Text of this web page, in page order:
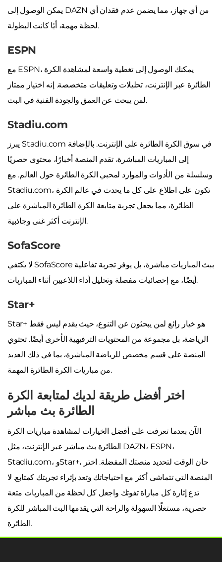
يمكن الوصول إلى DAZN من أي جهاز، مما يضمن عدم فقدان أي
لحظة مهمة، أيًا كانت البطولة.
ESPN
مع ESPN، يمكنك الوصول إلى تغطية واسعة لمشاهدة الكرة
الطائرة عبر الإنترنت، تحليلات وتعليقات متخصصة. إنه اختيار ممتاز
لمن يبحث عن العمق والجودة الفنية في البث.
Stadiu.com
يبرز Stadiu.com في سوق الكرة الطائرة على الإنترنت. بالإضافة
إلى المباريات المباشرة، تقدم المنصة أخبارًا، محتوى حصريًا
وسلسلة من الأدوات والموارد لمحبي الكرة الطائرة حول العالم. مع
Stadiu.com، تكون على اطلاع على كل ما يحدث في عالم الكرة
الطائرة، مما يجعل تجربة متابعة الكرة الطائرة المباشرة على
الإنترنت أكثر غنى وجاذبية.
SofaScore
لا يكتفي SofaScore ببث المباريات مباشرة، بل يوفر تجربة تفاعلية
أيضًا، مع إحصائيات مفصلة وتحليل أداء اللاعبين أثناء المباريات.
Star+
Star+ هو خيار رائع لمن يبحثون عن التنوع، حيث يقدم ليس فقط
الرياضة، بل مجموعة من المحتويات الترفيهية الأخرى أيضًا. تحتوي
المنصة على قسم مخصص للرياضة المباشرة، بما في ذلك العديد
من مباريات الكرة الطائرة المهمة.
اختر أفضل طريقة لديك لمتابعة الكرة
الطائرة بث مباشر
الآن بعدما تعرفت على أفضل الخيارات لمشاهدة مباريات الكرة
الطائرة بث مباشر عبر الإنترنت، مثل DAZN، ESPN،
Stadiu.com، وStar+، حان الوقت لتحديد منصتك المفضلة. اختر
المنصة التي تتماشى أكثر مع احتياجاتك وتعد بإثراء تجربتك كمتابع. لا
تدع إثارة كل مباراة تفوتك واجعل كل لحظة من المباريات متعة
حصرية، مستغلًا السهولة والراحة التي يقدمها البث المباشر للكرة
الطائرة.